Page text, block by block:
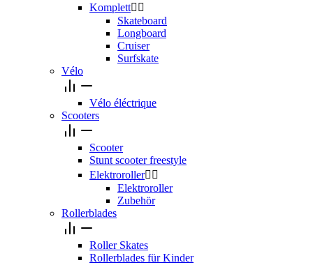
Komplett 
Skateboard
Longboard
Cruiser
Surfskate
Vélo
Vélo éléctrique
Scooters
Scooter
Stunt scooter freestyle
Elektroroller 
Elektroroller
Zubehör
Rollerblades
Roller Skates
Rollerblades für Kinder